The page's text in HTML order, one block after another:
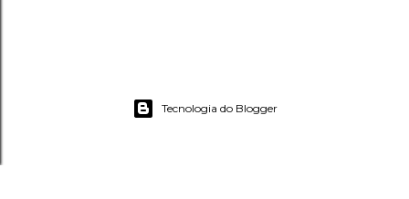
Tecnologia do Blogger